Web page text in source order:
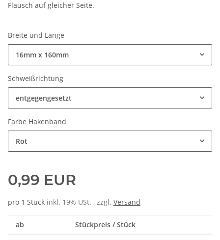
Flausch auf gleicher Seite.
Breite und Länge
16mm x 160mm
Schweißrichtung
entgegengesetzt
Farbe Hakenband
Rot
0,99 EUR
pro 1 Stück inkl. 19% USt. , zzgl. Versand
ab Stückpreis / Stück